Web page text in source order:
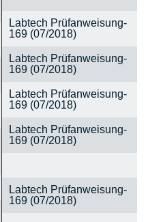
Labtech Prüfanweisung-
169 (07/2018)
Labtech Prüfanweisung-
169 (07/2018)
Labtech Prüfanweisung-
169 (07/2018)
Labtech Prüfanweisung-
169 (07/2018)
Labtech Prüfanweisung-
169 (07/2018)